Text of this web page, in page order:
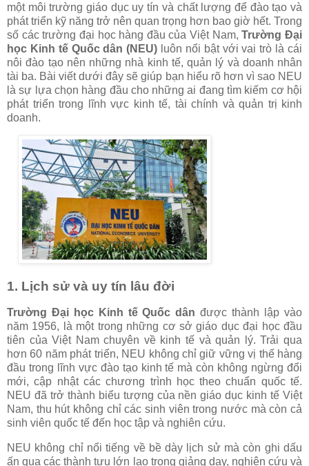
một môi trường giáo dục uy tín và chất lượng để đào tạo và
phát triển kỹ năng trở nên quan trọng hơn bao giờ hết. Trong
số các trường đại học hàng đầu của Việt Nam,Trường Đại
học Kinh tế Quốc dân (NEU) luôn nổi bật với vai trò là cái
nôi đào tạo nên những nhà kinh tế, quản lý và doanh nhân
tài ba. Bài viết dưới đây sẽ giúp bạn hiểu rõ hơn vì sao NEU
là sự lựa chọn hàng đầu cho những ai đang tìm kiếm cơ hội
phát triển trong lĩnh vực kinh tế, tài chính và quản trị kinh
doanh.
1. Lịch sử và uy tín lâu đời
Trường Đại học Kinh tế Quốc dân được thành lập vào
năm 1956, là một trong những cơ sở giáo dục đại học đầu
tiên của Việt Nam chuyên về kinh tế và quản lý. Trải qua
hơn 60 năm phát triển, NEU không chỉ giữ vững vị thế hàng
đầu trong lĩnh vực đào tạo kinh tế mà còn không ngừng đổi
mới, cập nhật các chương trình học theo chuẩn quốc tế.
NEU đã trở thành biểu tượng của nền giáo dục kinh tế Việt
Nam, thu hút không chỉ các sinh viên trong nước mà còn cả
sinh viên quốc tế đến học tập và nghiên cứu.
NEU không chỉ nổi tiếng về bề dày lịch sử mà còn ghi dấu
ấn qua các thành tựu lớn lao trong giảng dạy, nghiên cứu và